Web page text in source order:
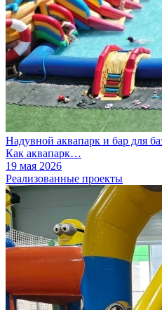
Надувной аквапарк и бар для
Как аквапарк…
19 мая 2026
Реализованные проекты